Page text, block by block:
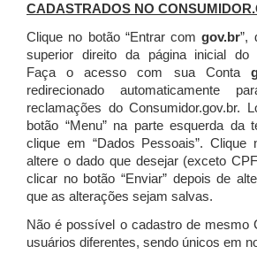
CADASTRADOS NO
Clique no botão “Entrar comgov.br”,
superior direito da página inicial do
Faça o acesso com sua Conta
redirecionado automaticamente
reclamações do Consumidor.gov.br.
botão “Menu” na parte esquerda da
clique em “Dados Pessoais”. Clique
altere o dado que desejar (exceto
clicar no botão “Enviar” depois de
que as alterações sejam salvas.
Não é possível o cadastro de mesmo
usuários diferentes, sendo únicos em